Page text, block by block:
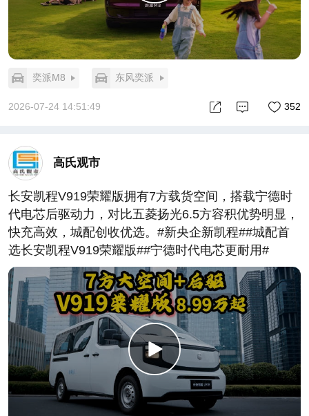
奕派M8 东风奕派
2026-07-24 14:51:49 352
高氏观市
长安凯程V919荣耀版拥有7方载货空间，搭载宁德时
代电芯后驱动力，对比五菱扬光6.5方容积优势明显，
快充高效，城配创收优选。#新央企新凯程##城配首
选长安凯程V919荣耀版##宁德时代电芯更耐用#